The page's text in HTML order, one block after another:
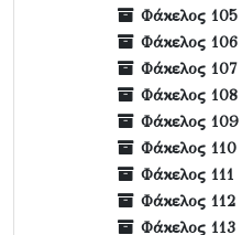
Φάκελος 105
Φάκελος 106
Φάκελος 107
Φάκελος 108
Φάκελος 109
Φάκελος 110
Φάκελος 111
Φάκελος 112
Φάκελος 113